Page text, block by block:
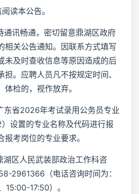
读本公告。
通讯畅通，密切留意鼎湖区政府
相关公告通知。因联系方式填写
未及时查收信息等原因造成的后
担。应聘人员凡不按规定时间、
检的，视作放弃。
东省2026年考试录用公务员专业
设置的专业名称及代码进行报
考岗位的专业要求。
湖区人民武装部政治工作科咨
2961366（电话咨询时间为：
17:50）。